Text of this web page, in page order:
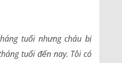
tuổi nhưng cháu bị
tuổi đến nay. Tôi có